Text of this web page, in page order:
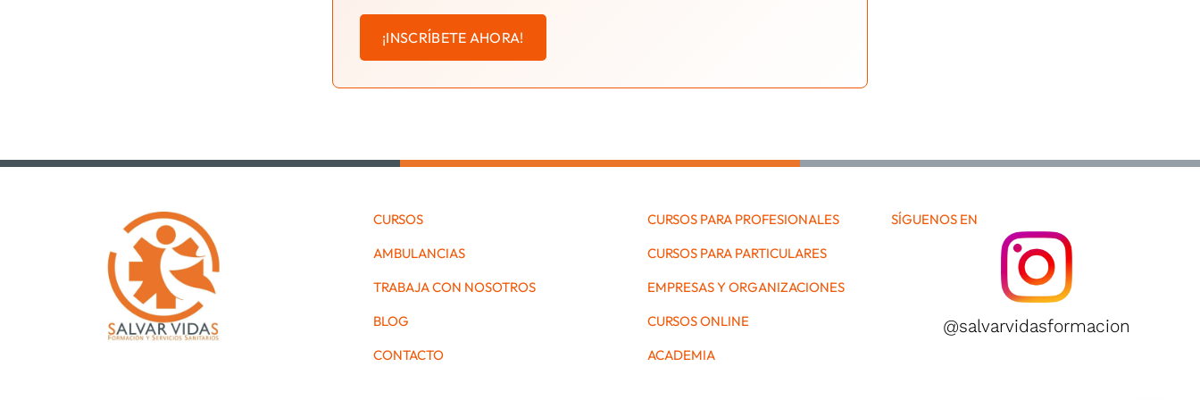
¡INSCRÍBETE AHORA!
CURSOS
AMBULANCIAS
TRABAJA CON NOSOTROS
BLOG
CONTACTO
CURSOS PARA PROFESIONALES
CURSOS PARA PARTICULARES
EMPRESAS Y ORGANIZACIONES
CURSOS ONLINE
ACADEMIA
SÍGUENOS EN
@salvarvidasformacion